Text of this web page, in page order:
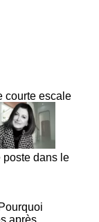
courte escale
poste dans le
Pourquoi
après